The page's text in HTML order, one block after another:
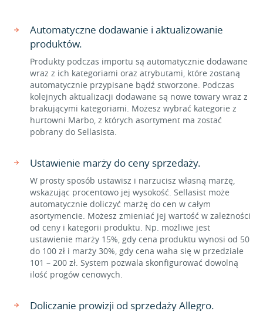
Automatyczne dodawanie i aktualizowanie
produktów.
Produkty podczas importu są automatycznie dodawane
wraz z ich kategoriami oraz atrybutami, które zostaną
automatycznie przypisane bądź stworzone. Podczas
kolejnych aktualizacji dodawane są nowe towary wraz z
brakującymi kategoriami. Możesz wybrać kategorie z
hurtowni Marbo, z których asortyment ma zostać
pobrany do Sellasista.
Ustawienie marży do ceny sprzedaży.
W prosty sposób ustawisz i narzucisz własną marżę,
wskazując procentowo jej wysokość. Sellasist może
automatycznie doliczyć marżę do cen w całym
asortymencie. Możesz zmieniać jej wartość w zależności
od ceny i kategorii produktu. Np. możliwe jest
ustawienie marży 15%, gdy cena produktu wynosi od 50
do 100 zł i marży 30%, gdy cena waha się w przedziale
101 – 200 zł. System pozwala skonfigurować dowolną
ilość progów cenowych.
Doliczanie prowizji od sprzedaży Allegro.